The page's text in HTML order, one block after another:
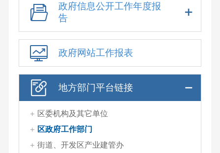
政府信息公开工作年度报
告
政府网站工作报表
地方部门平台链接
区委机构及其它单位
区政府工作部门
街道、开发区产业建管办